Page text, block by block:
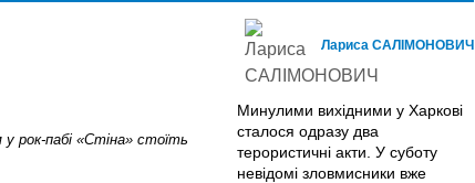
Лариса САЛІМОНОВИЧ
у рок-пабi «Стiна» стоїть
Минулими вихідними у Харкові
сталося одразу два
терористичнi акти. У суботу
невідомі зловмисники вже